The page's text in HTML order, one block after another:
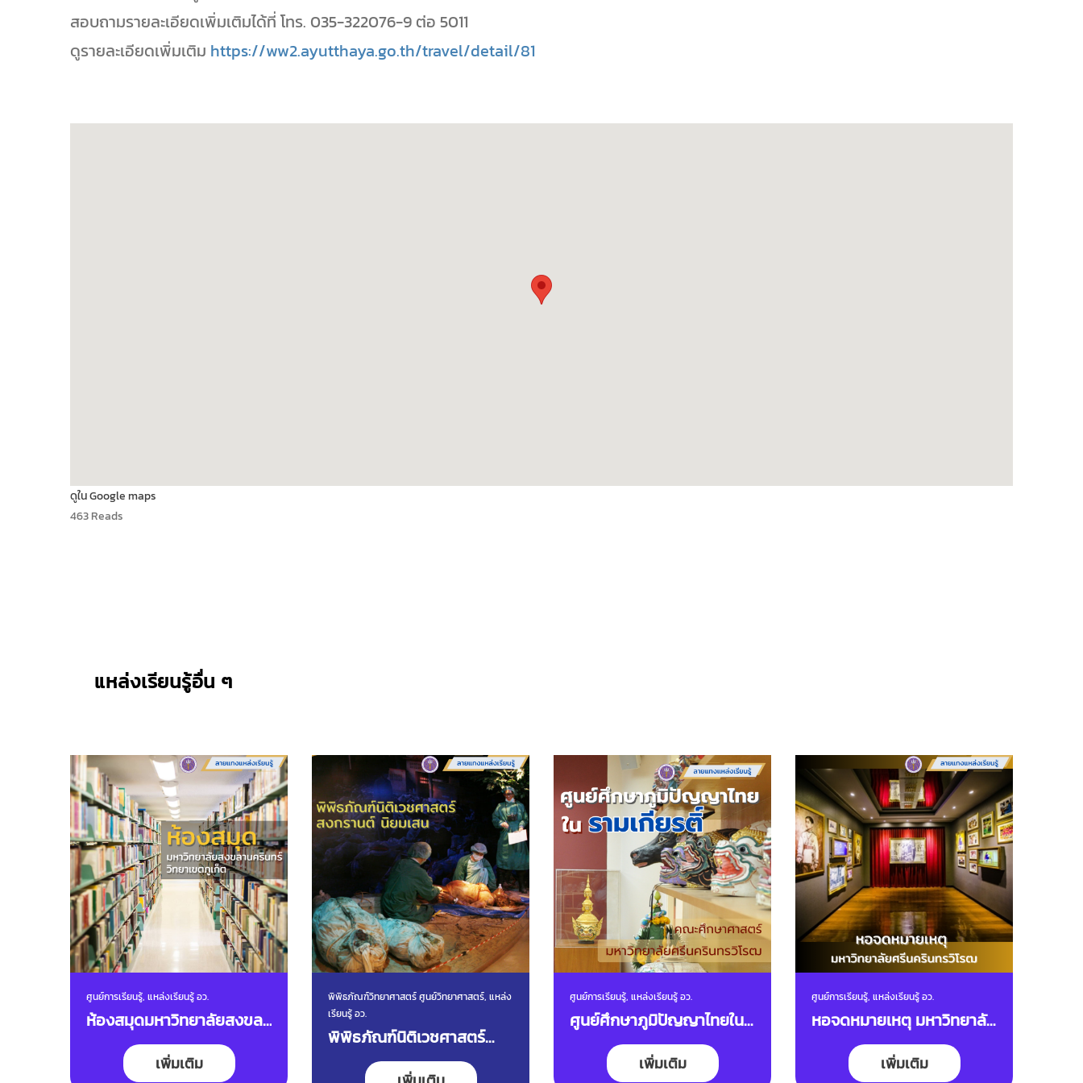
สอบถามรายละเอียดเพิ่มเติมได้ที่ โทร. 035-322076-9 ต่อ 5011
ดูรายละเอียดเพิ่มเติม https://ww2.ayutthaya.go.th/travel/detail/81
ดูใน Google maps
463 Reads
แหล่งเรียนรู้อื่น ๆ
ศูนย์การเรียนรู้, แหล่งเรียนรู้ อว.
ห้องสมุดมหาวิทยาลัยสงขลา
นครินทร์ วิทยาเขตภูเก็ต
เพิ่มเติม
พิพิธภัณฑ์วิทยาศาสตร์ ศูนย์วิทยาศาสตร์, แหล่ง
เรียนรู้ อว.
พิพิธภัณฑ์นิติเวชศาสตร์
สงกรานต์ นิยมเสน
ศูนย์การเรียนรู้, แหล่งเรียนรู้ อว.
ศูนย์ศึกษาภูมิปัญญาไทยใน
รามเกียรติ์
เพิ่มเติม
ศูนย์การเรียนรู้, แหล่งเรียนรู้ อว.
หอจดหมายเหตุ มหาวิทยาลัย
ศรีนครินทรวิโรฒ
เพิ่มเติม